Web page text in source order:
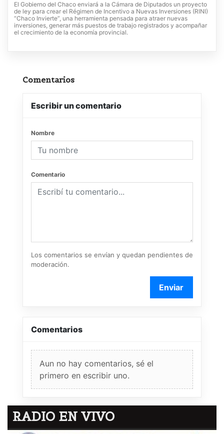
El Gobierno del Chaco enviará a la Cámara de Diputados un proyecto
de ley para crear el Régimen de Incentivo a Nuevas Inversiones (RINI)
“Chaco Invierte”, una herramienta pensada para atraer nuevas
inversiones, generar más puestos de trabajo registrados y acompañar
el crecimiento de la economía provincial.
Comentarios
Escribir un comentario
Nombre
Comentario
Los comentarios se envían y quedan pendientes de
moderación.
Enviar
Comentarios
Aun no hay comentarios, sé el
primero en escribir uno.
RADIO EN VIVO